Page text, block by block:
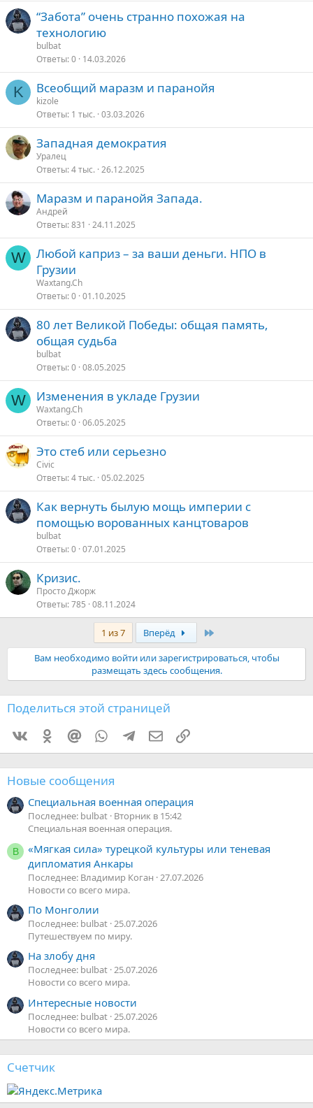
“Забота” очень странно похожая на
технологию
bulbat
Ответы 0 14.03.2026
K Всеобщий маразм и паранойя
kizole
Ответы 1 тыс. 03.03.2026
Западная демократия
Уралец
Ответы 4 тыс. 26.12.2025
Маразм и паранойя Запада.
Андрей
Ответы 831 24.11.2025
W
Любой каприз – за ваши деньги. НПО в
Грузии
Waxtang.Ch
Ответы 0 01.10.2025
80 лет Великой Победы: общая память,
общая судьба
bulbat
Ответы 0 08.05.2025
W Изменения в укладе Грузии
Waxtang.Ch
Ответы 0 06.05.2025
Это стеб или серьезно
Civic
Ответы 4 тыс. 05.02.2025
Как вернуть былую мощь империи с
помощью ворованных канцтоваров
bulbat
Ответы 0 07.01.2025
Кризис.
Просто Джорж
Ответы 785 08.11.2024
1 из 7 Вперёд
Вам необходимо войти или зарегистрироваться, чтобы
размещать здесь сообщения.
Поделиться этой страницей
VkontakteOdnoklassniki
Mail.ruWhatsAppTelegramЭлектронная почта
Ссылка
Новые сообщения
Специальная военная операция
Последнее: bulbat Вторник в 15:42
Специальная военная операция.
В
«Мягкая сила» турецкой культуры или теневая
дипломатия Анкары
Последнее: Владимир Коган 27.07.2026
Новости со всего мира.
По Монголии
Последнее: bulbat 25.07.2026
Путешествуем по миру.
На злобу дня
Последнее: bulbat 25.07.2026
Новости со всего мира.
Интересные новости
Последнее: bulbat 25.07.2026
Новости со всего мира.
Счетчик